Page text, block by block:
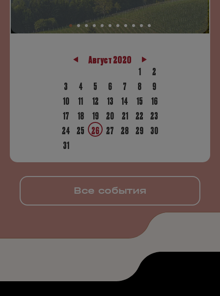
Август 2020
1
2
3
4 5 6 7 8
9
10
11 12 13 14 15
16
17
18 19 20 21 22 23
24 25 26 27 28 29 30
31
Все события